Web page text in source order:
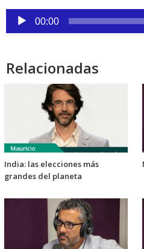
Reproductor
de
00:00
Relacionadas
India: las elecciones más
grandes del planeta